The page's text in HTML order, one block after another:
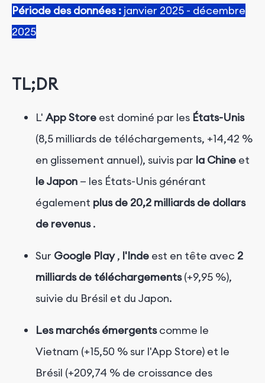
Période des données : janvier 2025 - décembre
2025
TL;DR
L' App Store est dominé par les États-Unis
(8,5 milliards de téléchargements, +14,42 %
en glissement annuel), suivis par la Chine et
le Japon — les États-Unis générant
également plus de 20,2 milliards de dollars
de revenus .
Sur Google Play , l'Inde est en tête avec 2
milliards de téléchargements (+9,95 %),
suivie du Brésil et du Japon.
Les marchés émergents comme le
Vietnam (+15,50 % sur l'App Store) et le
Brésil (+209,74 % de croissance des